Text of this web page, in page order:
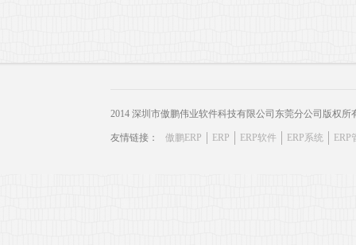
2014 深圳市傲鹏伟业软件科技有限公司东莞分公司版权所
友情链接： 傲鹏ERP ERP ERP软件 ERP系统